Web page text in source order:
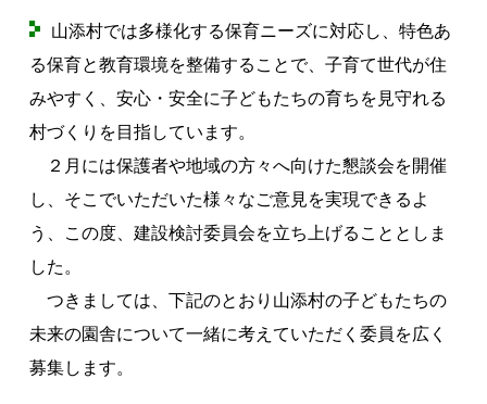
山添村では多様化する保育ニーズに対応し、特色あ
る保育と教育環境を整備することで、子育て世代が住
みやすく、安心・安全に子どもたちの育ちを見守れる
村づくりを目指しています。
２月には保護者や地域の方々へ向けた懇談会を開催
し、そこでいただいた様々なご意見を実現できるよ
う、この度、建設検討委員会を立ち上げることとしま
した。
つきましては、下記のとおり山添村の子どもたちの
未来の園舎について一緒に考えていただく委員を広く
募集します。